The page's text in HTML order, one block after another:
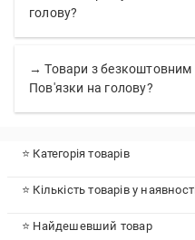
голову?
→ Товари з безкоштовним
Пов'язки на голову?
⭐ Категорія товарів
⭐ Кількість товарів у
⭐ Найдешевший товар